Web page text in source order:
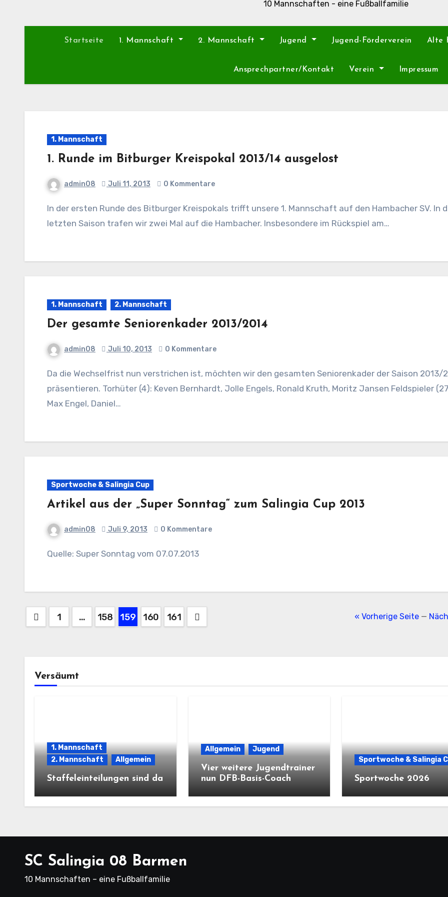
10 Mannschaften - eine Fußballfamilie
Startseite 1. Mannschaft 2. Mannschaft Jugend Jugend-Förderverein Alte
Ansprechpartner/Kontakt Verein Impressum
1. Mannschaft
1. Runde im Bitburger Kreispokal 2013/14 ausgelost
admin08 Juli 11, 2013 0 Kommentare
In der ersten Runde des Bitburger Kreispokals trifft unsere 1. Mannschaft auf den Hambacher SV. In der
letzten Saison trafen wir zwei Mal auf die Hambacher. Insbesondere im Rückspiel am…
1. Mannschaft 2. Mannschaft
Der gesamte Seniorenkader 2013/2014
admin08 Juli 10, 2013 0 Kommentare
Da die Wechselfrist nun verstrichen ist, möchten wir den gesamten Seniorenkader der Saison 2013/2014
präsentieren. Torhüter (4): Keven Bernhardt, Jolle Engels, Ronald Kruth, Moritz Jansen Feldspieler
Max Engel, Daniel…
Sportwoche & Salingia Cup
Artikel aus der „Super Sonntag“ zum Salingia Cup 2013
admin08 Juli 9, 2013 0 Kommentare
Quelle: Super Sonntag vom 07.07.2013
Beitragsnavigation
1 … 158 159 160 161 « Vorherige Seite—
Versäumt
1. Mannschaft
2. Mannschaft
Allgemein
Staffeleinteilungen sind da
Allgemein Jugend
Vier weitere Jugendtrainer
nun DFB-Basis-Coach
Sportwoche & Salingia
Sportwoche 2026
SC Salingia 08 Barmen
10 Mannschaften – eine Fußballfamilie